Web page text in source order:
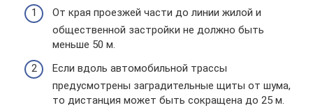
От края проезжей части до линии жилой и
общественной застройки не должно быть
меньше 50 м.
Если вдоль автомобильной трассы
предусмотрены заградительные щиты от шума,
то дистанция может быть сокращена до 25 м.